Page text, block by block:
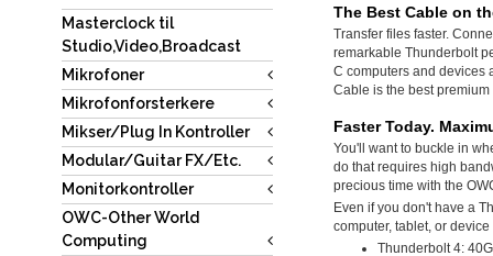
Masterclock til
Studio,Video,Broadcast
Mikrofoner
Mikrofonforsterkere
Mikser/Plug In Kontroller
Modular/Guitar FX/Etc.
Monitorkontroller
OWC-Other World
Computing
The Best Cable on
Transfer files faster.
remarkable Thunderbolt
C computers and devices
Cable is the best
Faster Today.
You'll want to buckle in
do that requires high
precious time with the
Even if you don't have a
computer, tablet, or
Thunderbolt 4: